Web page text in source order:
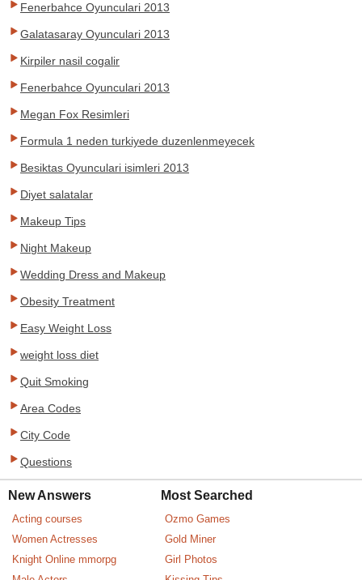
Fenerbahce Oyunculari 2013
Galatasaray Oyunculari 2013
Kirpiler nasil cogalir
Fenerbahce Oyunculari 2013
Megan Fox Resimleri
Formula 1 neden turkiyede duzenlenmeyecek
Besiktas Oyunculari isimleri 2013
Diyet salatalar
Makeup Tips
Night Makeup
Wedding Dress and Makeup
Obesity Treatment
Easy Weight Loss
weight loss diet
Quit Smoking
Area Codes
City Code
Questions
New Answers
Acting courses
Women Actresses
Knight Online mmorpg
Most Searched
Ozmo Games
Gold Miner
Girl Photos